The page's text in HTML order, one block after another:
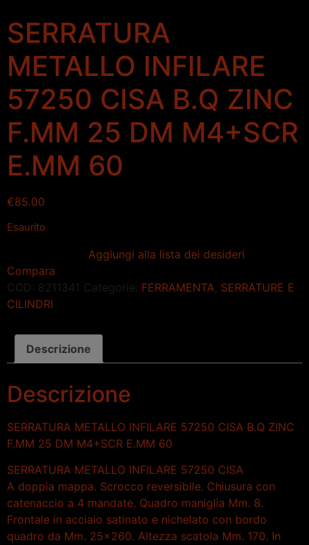
SERRATURA
METALLO INFILARE
57250 CISA B.Q ZINC
F.MM 25 DM M4+SCR
E.MM 60
€85.00
Esaurito
Aggiungi alla lista dei desideri
Compara
COD: 8211341 Categorie: FERRAMENTA SERRATURE E
CILINDRI
Descrizione
Descrizione
SERRATURA METALLO INFILARE 57250 CISA B.Q ZINC
F.MM 25 DM M4+SCR E.MM 60
SERRATURA METALLO INFILARE 57250 CISA
A doppia mappa. Scrocco reversibile. Chiusura con
catenaccio a 4 mandate. Quadro maniglia Mm. 8.
Frontale in acciaio satinato e nichelato con bordo
quadro da Mm. 25×260. Altezza scatola Mm. 170. In